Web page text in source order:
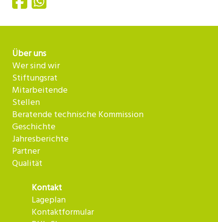
Über uns
Wer sind wir
Stiftungsrat
Mitarbeitende
Stellen
Beratende technische Kommission
Geschichte
Jahresberichte
Partner
Qualität
Kontakt
Lageplan
Kontaktformular